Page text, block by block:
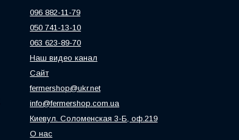
096 882-11-79
050 741-13-10
063 623-89-70
Наш видео канал
Сайт
fermershop@ukr.net
info@fermershop.com.ua
Киевул. Соломенская 3-Б, оф.219
О нас